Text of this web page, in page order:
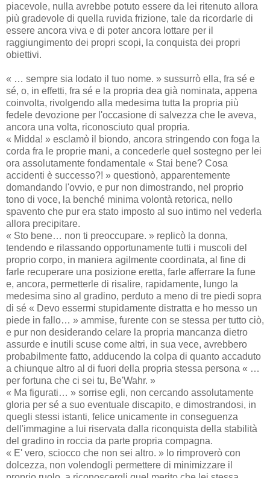
piacevole, nulla avrebbe potuto essere da lei ritenuto allora
più gradevole di quella ruvida frizione, tale da ricordarle di
essere ancora viva e di poter ancora lottare per il
raggiungimento dei propri scopi, la conquista dei propri
obiettivi.
« … sempre sia lodato il tuo nome. » sussurrò ella, fra sé e
sé, o, in effetti, fra sé e la propria dea già nominata, appena
coinvolta, rivolgendo alla medesima tutta la propria più
fedele devozione per l'occasione di salvezza che le aveva,
ancora una volta, riconosciuto qual propria.
« Midda! » esclamò il biondo, ancora stringendo con foga la
corda fra le proprie mani, a concederle quel sostegno per lei
ora assolutamente fondamentale « Stai bene? Cosa
accidenti è successo?! » questionò, apparentemente
domandando l'ovvio, e pur non dimostrando, nel proprio
tono di voce, la benché minima volontà retorica, nello
spavento che pur era stato imposto al suo intimo nel vederla
allora precipitare.
« Sto bene… non ti preoccupare. » replicò la donna,
tendendo e rilassando opportunamente tutti i muscoli del
proprio corpo, in maniera agilmente coordinata, al fine di
farle recuperare una posizione eretta, farle afferrare la fune
e, ancora, permetterle di risalire, rapidamente, lungo la
medesima sino al gradino, perduto a meno di tre piedi sopra
di sé « Devo essermi stupidamente distratta e ho messo un
piede in fallo… » ammise, furente con se stessa per tutto ciò,
e pur non desiderando celare la propria mancanza dietro
assurde e inutili scuse come altri, in sua vece, avrebbero
probabilmente fatto, adducendo la colpa di quanto accaduto
a chiunque altro al di fuori della propria stessa persona « …
per fortuna che ci sei tu, Be'Wahr. »
« Ma figurati… » sorrise egli, non cercando assolutamente
gloria per sé a suo eventuale discapito, e dimostrandosi, in
quegli stessi istanti, felice unicamente in conseguenza
dell'immagine a lui riservata dalla riconquista della stabilità
del gradino in roccia da parte propria compagna.
« E' vero, sciocco che non sei altro. » lo rimproverò con
dolcezza, non volendogli permettere di minimizzare il